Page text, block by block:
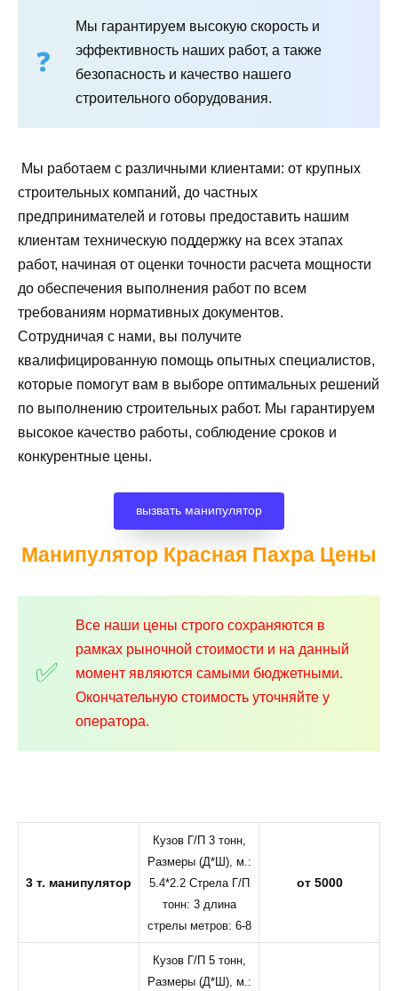
Мы гарантируем высокую скорость и
эффективность наших работ, а также
безопасность и качество нашего
строительного оборудования.
Мы работаем с различными клиентами: от крупных
строительных компаний, до частных
предпринимателей и готовы предоставить нашим
клиентам техническую поддержку на всех этапах
работ, начиная от оценки точности расчета мощности
до обеспечения выполнения работ по всем
требованиям нормативных документов.
Сотрудничая с нами, вы получите
квалифицированную помощь опытных специалистов,
которые помогут вам в выборе оптимальных решений
по выполнению строительных работ. Мы гарантируем
высокое качество работы, соблюдение сроков и
конкурентные цены.
вызвать манипулятор
Манипулятор Красная Пахра Цены
Все наши цены строго сохраняются в
рамках рыночной стоимости и на данный
момент являются самыми бюджетными.
Окончательную стоимость уточняйте у
оператора.
3 т. манипулятор
Кузов Г/П 3 тонн,
Размеры (Д*Ш), м.:
5.4*2.2 Стрела Г/П
тонн: 3 длина
стрелы метров: 6-8
от 5000
Кузов Г/П 5 тонн,
Размеры (Д*Ш), м.: